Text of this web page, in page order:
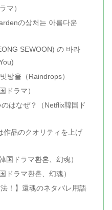
マ）
の상처는 아름다운
SEWOON) の 바라
방울（Raindrops）
ドラマ）
はなぜ？（Netflix韓国ド
作品のクオリティを上げ
国ドラマ환혼、幻魂）
ドラマ환혼、幻魂）
！】還魂のネタバレ用語